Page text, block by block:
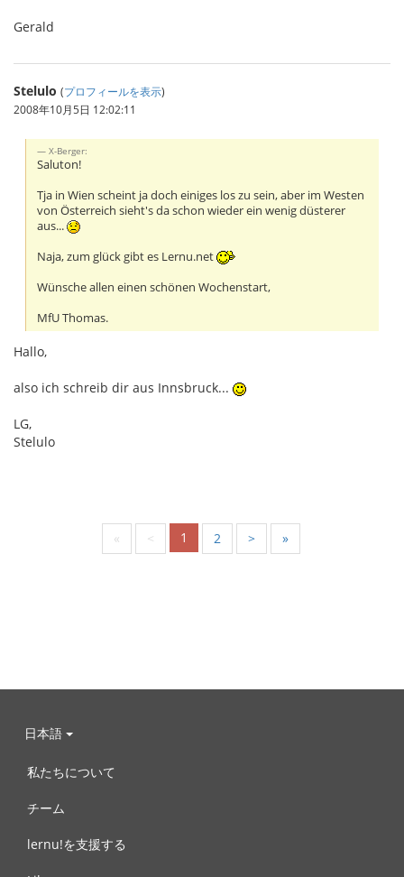
Gerald
Stelulo (プロフィールを表示)
2008年10月5日 12:02:11
X-Berger:
Saluton!
Tja in Wien scheint ja doch einiges los zu sein, aber im Westen
von Österreich sieht's da schon wieder ein wenig düsterer
aus...
Naja, zum glück gibt es Lernu.net
Wünsche allen einen schönen Wochenstart,
MfU Thomas.
Hallo,
also ich schreib dir aus Innsbruck...
LG,
Stelulo
« < 1 2 > »
日本語
私たちについて
チーム
lernu!を支援する